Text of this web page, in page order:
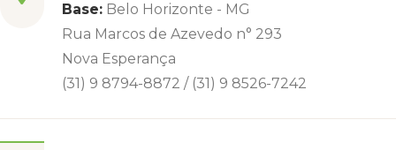
Base: Belo Horizonte - MG
Rua Marcos de Azevedo n° 293
Nova Esperança
(31) 9 8794-8872 / (31) 9 8526-7242